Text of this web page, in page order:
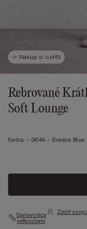
Nakúp si outfit
Rebrované
Soft Lounge
Farba: - 064k - Breeze Blue
Sprievodca
veľkosťami
Zistiť